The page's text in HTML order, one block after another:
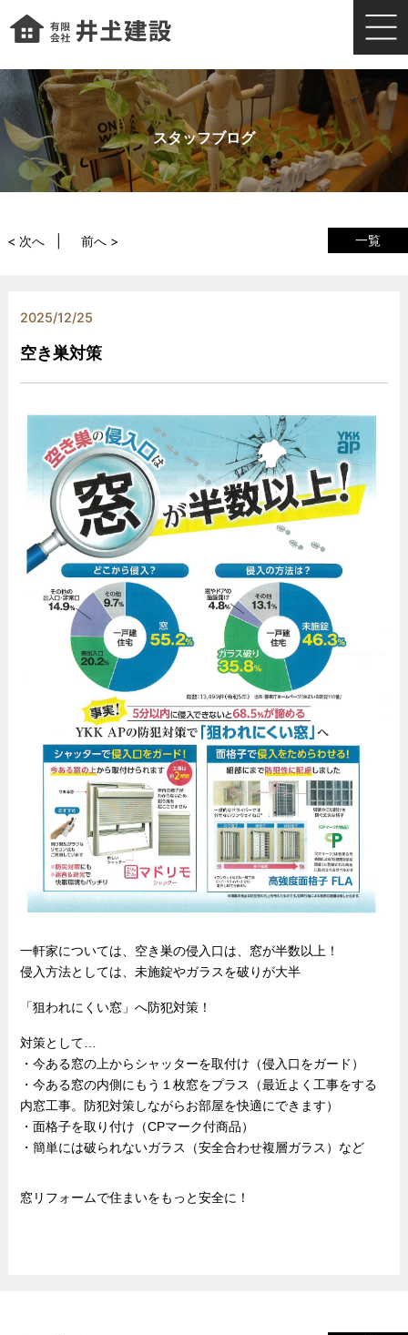
スタッフブログ
一覧
< 次へ 前へ >
2025/12/25
空き巣対策
一軒家については、空き巣の侵入口は、窓が半数以上！
侵入方法としては、未施錠やガラスを破りが大半
「狙われにくい窓」へ防犯対策！
対策として…
・今ある窓の上からシャッターを取付け（侵入口をガード）
・今ある窓の内側にもう１枚窓をプラス（最近よく工事をする
内窓工事。防犯対策しながらお部屋を快適にできます）
・面格子を取り付け（CPマーク付商品）
・簡単には破られないガラス（安全合わせ複層ガラス）など
窓リフォームで住まいをもっと安全に！